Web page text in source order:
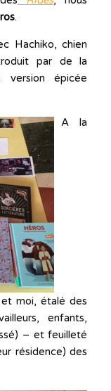
.
Hachiko, chien
par de la
épicée
A la
et moi, étalé des
enfants,
– et feuilleté
résidence) des